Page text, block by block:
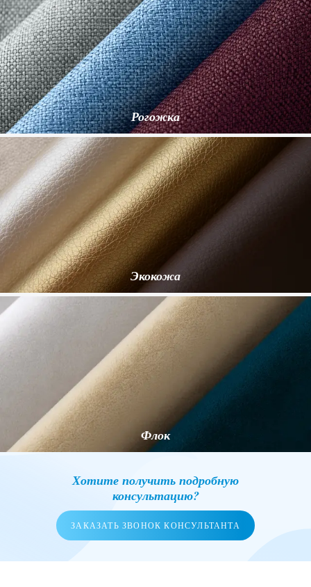
Рогожка
Экокожа
Флок
Хотите получить подробную
консультацию?
ЗАКАЗАТЬ ЗВОНОК КОНСУЛЬТАНТА